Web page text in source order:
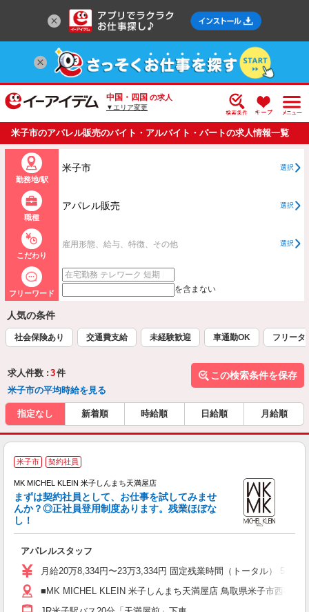
中国・四国 の求人
▼エリア変更
米子市のアパレル販売のバイト・アルバイト・パートの求人情報一覧
勤務地/駅
米子市 選択
職種
アパレル販売 選択
こだわり
雇用形態、給与、特徴、その他 選択
フリーワード を含まない
人気の条件
社会保険あり 交通費支給 未経験歓迎 車通勤OK フリータ
求人件数 : 3件
米子市の平均時給を見る
この検索条件を保存
指定なし 新着順 時給順 日給順 月給順
米子市 契約社員
MK MICHEL KLEIN 米子しんまち天満屋店
まずは契約社員として、お仕事を試してみませ
んか？◎正社員登用制度あります。残業ほぼな
し！
アパレルスタッフ
月給20万8,334円〜23万3,334円 固定残業時間（トータル） 5.00
■MK MICHEL KLEIN 米子しんまち天満屋店 鳥取県米子市西福原